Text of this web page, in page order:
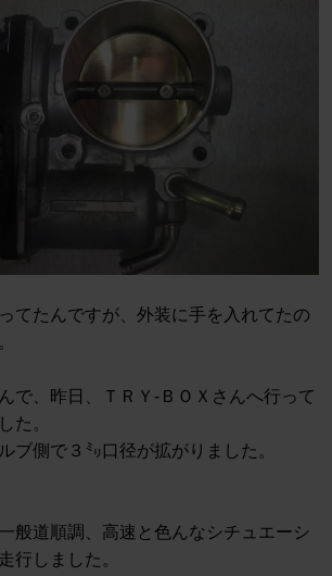
てたんですが、外装に手を入れてたの
で、昨日、ＴＲＹ-ＢＯＸさんへ行って
た。
ブ側で３㍉口径が拡がりました。
般道順調、高速と色んなシチュエーシ
行しました。